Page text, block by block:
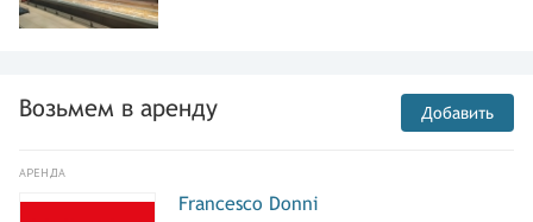
Возьмем в аренду Добавить
АРЕНДА
Francesco Donni